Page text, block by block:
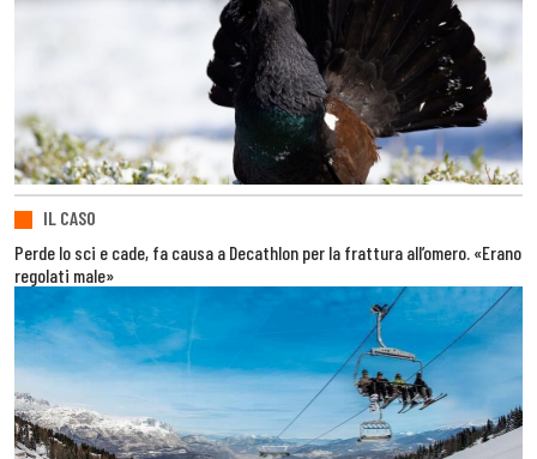
IL CASO
Perde lo sci e cade, fa causa a Decathlon per la frattura all’omero. «Erano
regolati male»